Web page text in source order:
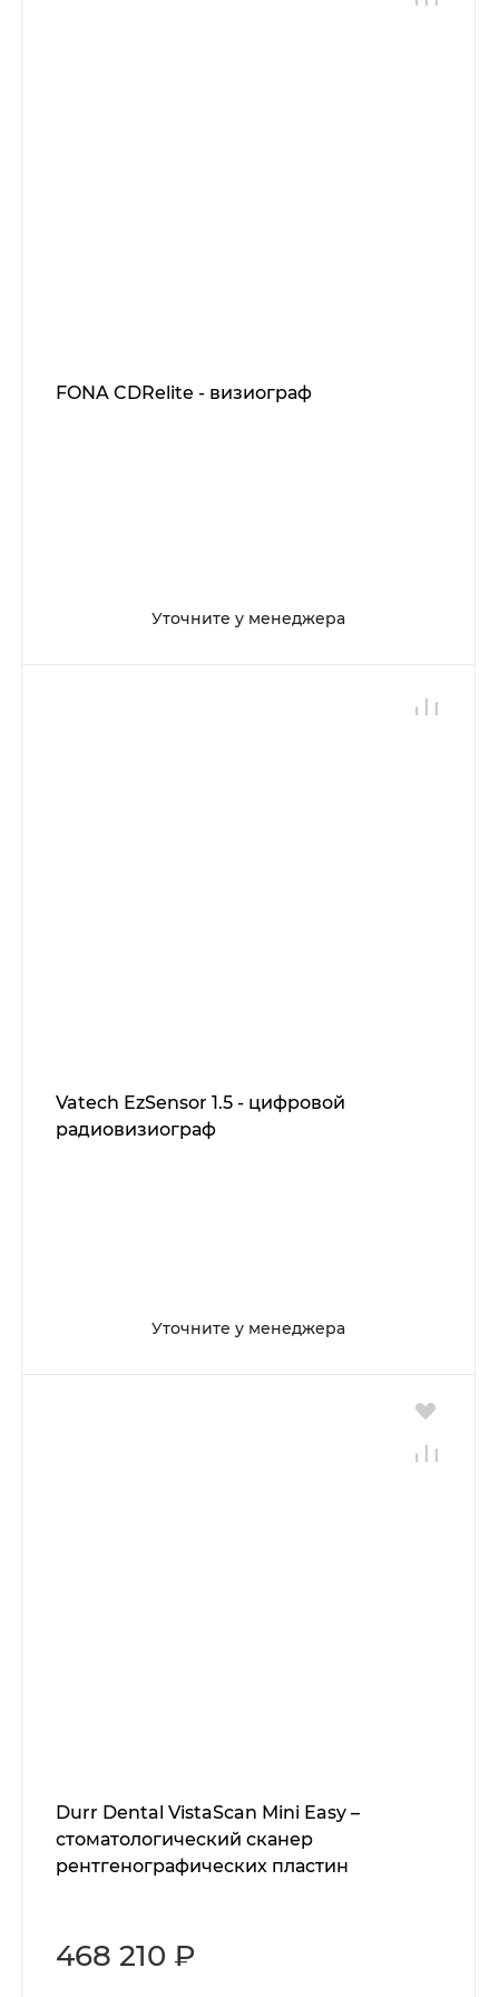
FONA CDRelite - визиограф
Уточните у менеджера
Vatech EzSensor 1.5 - цифровой
радиовизиограф
Уточните у менеджера
Durr Dental VistaScan Mini Easy –
стоматологический сканер
рентгенографических пластин
468 210 ₽